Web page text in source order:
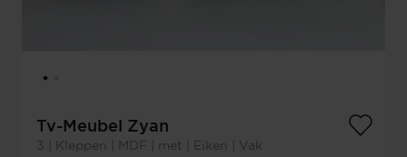
Tv-Meubel Zyan
3 | Kleppen | MDF | met | Eiken | Vak